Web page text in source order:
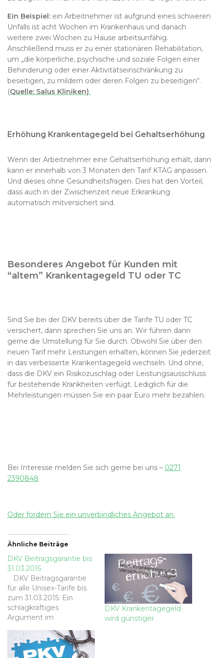
Ein Beispiel: ein Arbeitnehmer ist aufgrund eines schweren
Unfalls ist acht Wochen im Krankenhaus und danach
weitere zwei Wochen zu Hause arbeitsunfähig.
Anschließend muss er zu einer stationären Rehabilitation,
um „die körperliche, psychische und soziale Folgen einer
Behinderung oder einer Aktivitätseinschränkung zu
beseitigen, zu mildern oder deren Folgen zu beseitigen“.
(Quelle: Salus Kliniken)
Erhöhung Krankentagegeld bei Gehaltserhöhung
Wenn der Arbeitnehmer eine Gehaltserhöhung erhält, dann
kann er innerhalb von 3 Monaten den Tarif KTAG anpassen.
Und dieses ohne Gesundheitsfragen. Dies hat den Vorteil,
dass auch in der Zwischenzeit neue Erkrankung
automatisch mitversichert sind.
Besonderes Angebot für Kunden mit
“altem” Krankentagegeld TU oder TC
Sind Sie bei der DKV bereits über die Tarife TU oder TC
versichert, dann sprechen Sie uns an. Wir führen dann
gerne die Umstellung für Sie durch. Obwohl Sie über den
neuen Tarif mehr Leistungen erhalten, können Sie jederzeit
in das verbesserte Krankentagegeld wechseln. Und ohne,
dass die DKV ein Risikozuschlag oder Leistungsausschluss
für bestehende Krankheiten verfügt. Lediglich für die
Mehrleistungen müssen Sie ein paar Euro mehr bezahlen.
Bei Interesse melden Sie sich gerne bei uns – 0271
2390848
Oder fordern Sie ein unverbindliches Angebot an.
Ähnliche Beiträge
DKV Beitragsgarantie bis
31.03.2015
DKV Beitragsgarantie
für alle Unisex-Tarife bis
zum 31.03.2015. Ein
schlagkräftiges
Argument im
eine gute Nachricht für
Bestandskunden der
DKV Krankentagegeld
wird günstiger